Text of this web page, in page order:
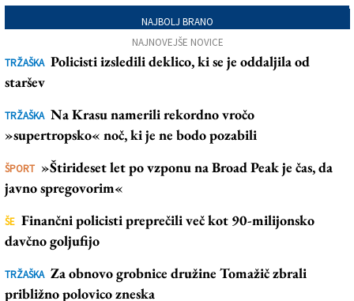
NAJBOLJ BRANO
NAJNOVEJŠE NOVICE
TRŽAŠKA Policisti izsledili deklico, ki se je oddaljila od
staršev
TRŽAŠKA Na Krasu namerili rekordno vročo
»supertropsko« noč, ki je ne bodo pozabili
ŠPORT »Štirideset let po vzponu na Broad Peak je čas, da
javno spregovorim«
ŠE Finančni policisti preprečili več kot 90-milijonsko
davčno goljufijo
TRŽAŠKA Za obnovo grobnice družine Tomažič zbrali
približno polovico zneska